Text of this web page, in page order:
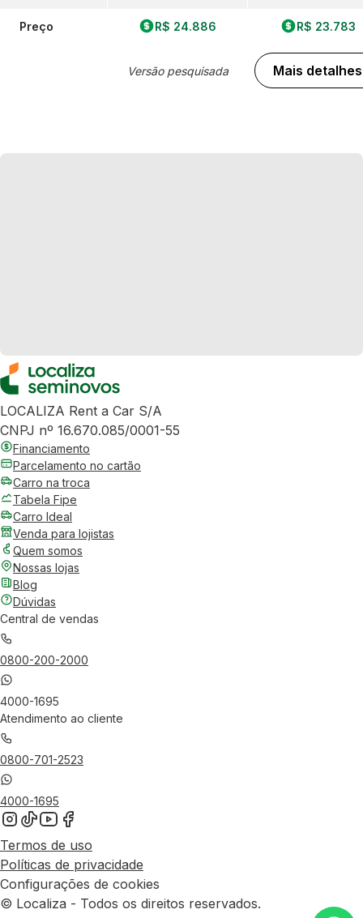
Preço R$ 24.886
Versão pesquisada
R$ 23.783
Mais detalhes
LOCALIZA Rent a Car S/A
CNPJ nº 16.670.085/0001-55
Financiamento
Parcelamento no cartão
Carro na troca
Tabela Fipe
Carro Ideal
Venda para lojistas
Quem somos
Nossas lojas
Blog
Dúvidas
Central de vendas
0800-200-2000
4000-1695
Atendimento ao cliente
0800-701-2523
4000-1695
Termos de uso
Políticas de privacidade
Configurações de cookies
© Localiza - Todos os direitos reservados.